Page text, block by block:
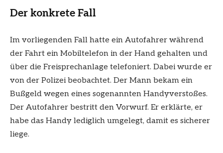
Der konkrete Fall
Im vorliegenden Fall hatte ein Autofahrer während
der Fahrt ein Mobiltelefon in der Hand gehalten und
über die Freisprechanlage telefoniert. Dabei wurde er
von der Polizei beobachtet. Der Mann bekam ein
Bußgeld wegen eines sogenannten Handyverstoßes.
Der Autofahrer bestritt den Vorwurf. Er erklärte, er
habe das Handy lediglich umgelegt, damit es sicherer
liege.